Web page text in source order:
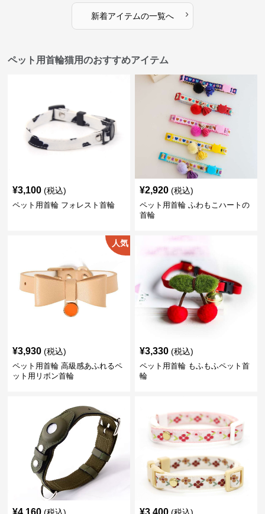
新着アイテムの一覧へ ›
ペット用首輪猫用のおすすめアイテム
¥3,100 (税込)
ペット用首輪 フォレスト首輪
¥2,920 (税込)
ペット用首輪 ふわもこハートの
首輪
人気
¥3,930 (税込)
ペット用首輪 高級感あふれるペ
ット用リボン首輪
¥3,330 (税込)
ペット用首輪 もふもふペット首
輪
¥4,160 ¥3,400